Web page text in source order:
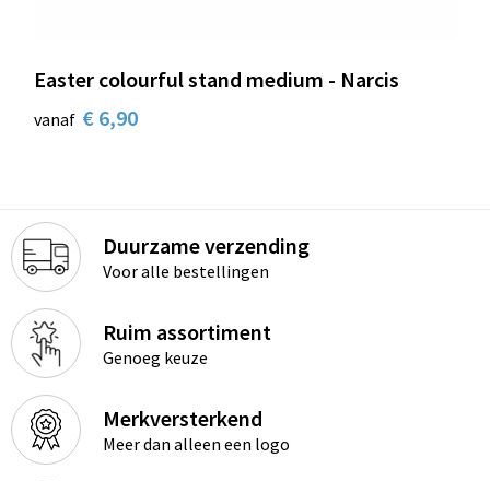
Easter colourful stand medium - Narcis
vanaf € 6,90
Duurzame verzending
Voor alle bestellingen
Ruim assortiment
Genoeg keuze
Merkversterkend
Meer dan alleen een logo